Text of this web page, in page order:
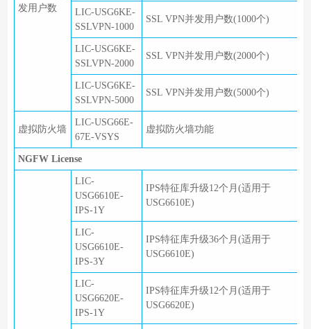
发用户数
LIC-USG6KE-
SSLVPN-1000
SSL VPN并发用户数(1000个)
LIC-USG6KE-
SSLVPN-2000
SSL VPN并发用户数(2000个)
LIC-USG6KE-
SSLVPN-5000
SSL VPN并发用户数(5000个)
虚拟防火墙
LIC-USG66E-
67E-VSYS
虚拟防火墙功能
NGFW License
LIC-
USG6610E-
IPS-1Y
IPS特征库升级12个月(适用于
USG6610E)
LIC-
USG6610E-
IPS-3Y
IPS特征库升级36个月(适用于
USG6610E)
LIC-
USG6620E-
IPS-1Y
IPS特征库升级12个月(适用于
USG6620E)